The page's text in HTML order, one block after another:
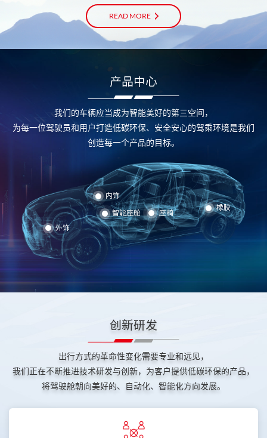
READ MORE
产品中心
我们的车辆应当成为智能美好的第三空间，
为每一位驾驶员和用户打造低碳环保、安全安心的驾乘环境是我们
创造每一个产品的目标。
外饰
内饰
智能座舱 座椅
橡胶
创新研发
出行方式的革命性变化需要专业和远见，
我们正在不断推进技术研发与创新，为客户提供低碳环保的产品，
将驾驶舱朝向美好的、自动化、智能化方向发展。